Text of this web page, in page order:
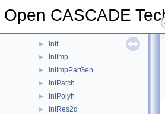
Open CASCADE
IntCurveSurface
► Intf
► IntImp
► IntImpParGen
► IntPatch
► IntPolyh
► IntRes2d